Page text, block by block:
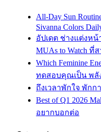
All-Day Sun
Sivanna Colors
อัปเดต ช่างแต่งหน้
MUAs to Watch ที่
Which Feminine
ทดสอบคุณเป็น พลั
ถึงเวลาพักใจ พักก
Best of Q1 2026
อยากบอกต่อ